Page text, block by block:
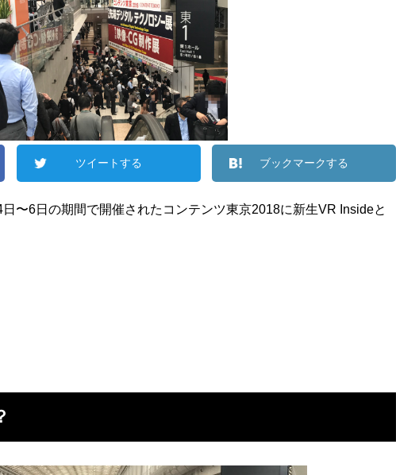
ツイートする ブックマークする
〜6日の期間で開催されたコンテンツ東京2018に新生VR Insideと